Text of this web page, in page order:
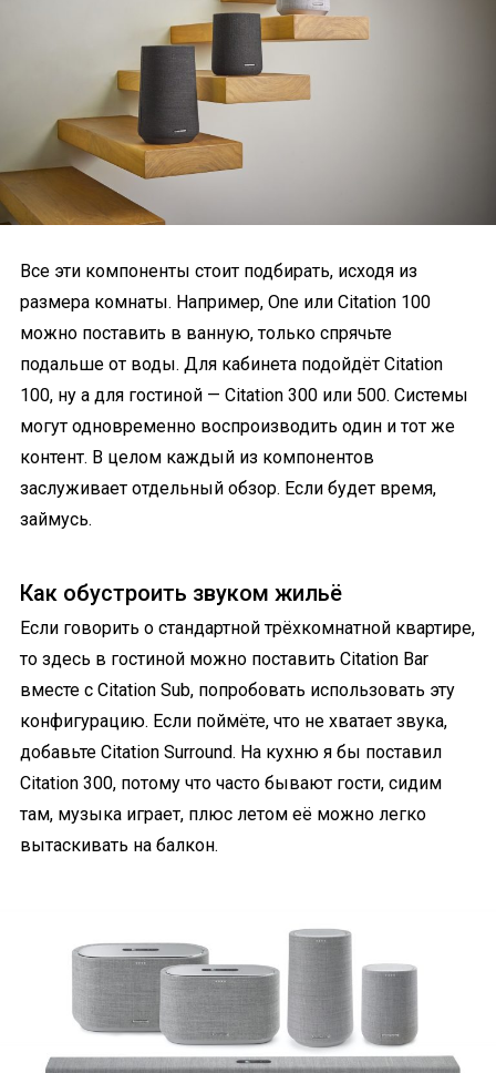
Все эти компоненты стоит подбирать, исходя из
размера комнаты. Например, One или Citation 100
можно поставить в ванную, только спрячьте
подальше от воды. Для кабинета подойдёт Citation
100, ну а для гостиной — Citation 300 или 500. Системы
могут одновременно воспроизводить один и тот же
контент. В целом каждый из компонентов
заслуживает отдельный обзор. Если будет время,
займусь.
Как обустроить звуком жильё
Если говорить о стандартной трёхкомнатной квартире,
то здесь в гостиной можно поставить Citation Bar
вместе с Citation Sub, попробовать использовать эту
конфигурацию. Если поймёте, что не хватает звука,
добавьте Citation Surround. На кухню я бы поставил
Citation 300, потому что часто бывают гости, сидим
там, музыка играет, плюс летом её можно легко
вытаскивать на балкон.